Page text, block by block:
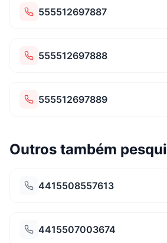
555512697887
555512697888
555512697889
Outros também
4415508557613
4415507003674